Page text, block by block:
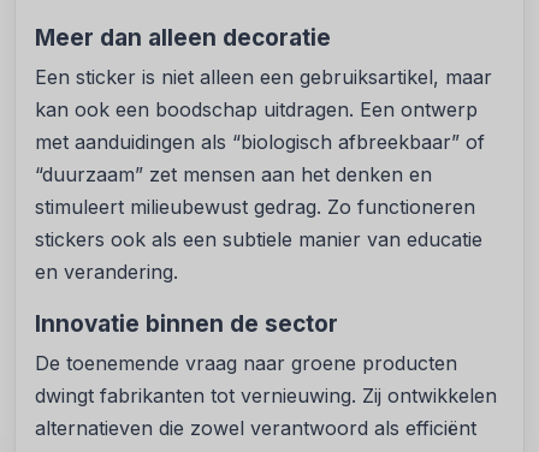
Meer dan alleen decoratie
Een sticker is niet alleen een gebruiksartikel, maar
kan ook een boodschap uitdragen. Een ontwerp
met aanduidingen als “biologisch afbreekbaar” of
“duurzaam” zet mensen aan het denken en
stimuleert milieubewust gedrag. Zo functioneren
stickers ook als een subtiele manier van educatie
en verandering.
Innovatie binnen de sector
De toenemende vraag naar groene producten
dwingt fabrikanten tot vernieuwing. Zij ontwikkelen
alternatieven die zowel verantwoord als efficiënt